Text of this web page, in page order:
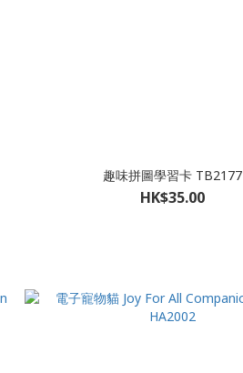
趣味拼圖學習卡 TB2177
HK$35.00